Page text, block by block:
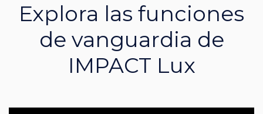
Explora las funciones
de vanguardia de
IMPACT Lux